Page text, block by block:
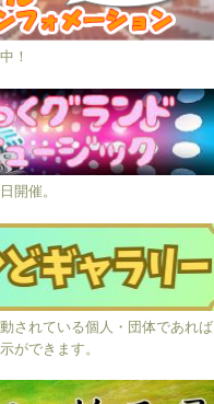
！
開催。
されている個人・団体であれば
ができます。